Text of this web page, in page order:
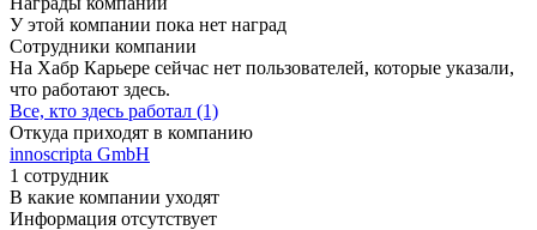
У этой компании пока нет наград
Сотрудники компании
На Хабр Карьере сейчас нет пользователей, которые указали,
что работают здесь.
Все, кто здесь работал (1)
Откуда приходят в компанию
innoscripta GmbH
1 сотрудник
В какие компании уходят
Информация отсутствует